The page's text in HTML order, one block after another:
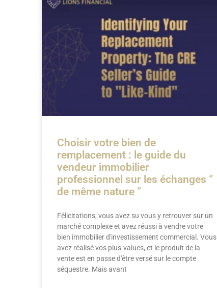
Choisir votre bien de
remplacement : le guide du
vendeur immobilier
professionnel sur les échanges “
de même nature ”
Félicitations, vous avez su vous y retrouver sur un
marché complexe et avez réussi à vendre votre
bien immobilier d'investissement commercial. Vous
avez réalisé vos plus-values, et le produit de la
vente est en passe d'être versé sur le compte
séquestre. Mais avant